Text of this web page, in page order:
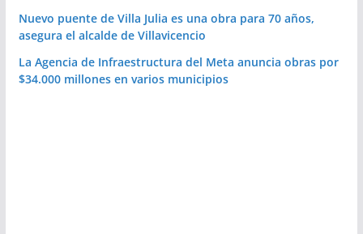
Nuevo puente de Villa Julia es una obra para 70 años,
asegura el alcalde de Villavicencio
La Agencia de Infraestructura del Meta anuncia obras por
$34.000 millones en varios municipios